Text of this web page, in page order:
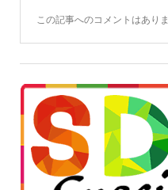
この記事へのコメントはありま